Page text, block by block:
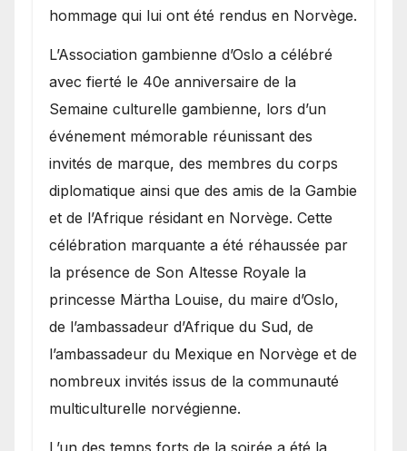
hommage qui lui ont été rendus en Norvège.
​L’Association gambienne d’Oslo a célébré
avec fierté le 40e anniversaire de la
Semaine culturelle gambienne, lors d’un
événement mémorable réunissant des
invités de marque, des membres du corps
diplomatique ainsi que des amis de la Gambie
et de l’Afrique résidant en Norvège. Cette
célébration marquante a été réhaussée par
la présence de Son Altesse Royale la
princesse Märtha Louise, du maire d’Oslo,
de l’ambassadeur d’Afrique du Sud, de
l’ambassadeur du Mexique en Norvège et de
nombreux invités issus de la communauté
multiculturelle norvégienne.
​L’un des temps forts de la soirée a été la